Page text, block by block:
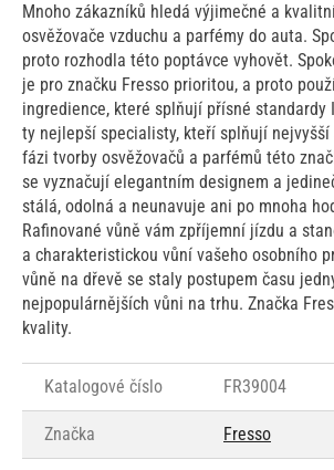
Mnoho zákazníků hledá výjimečné a
osvěžovače vzduchu a parfémy do auta.
proto rozhodla této poptávce vyhovět.
je pro značku Fresso prioritou, a proto
ingredience, které splňují přísné standardy
ty nejlepší specialisty, kteří splňují nejvyšší
fázi tvorby osvěžovačů a parfémů této
se vyznačují elegantním designem a
stálá, odolná a neunavuje ani po mnoha
Rafinované vůně vám zpříjemní jízdu a
a charakteristickou vůní vašeho osobního
vůně na dřevě se staly postupem času
nejpopulárnějších vůni na trhu. Značka
kvality.
Katalogové číslo FR39004
Značka Fresso